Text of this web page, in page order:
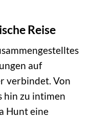
Reise
auf
verbindet. Von
hin zu intimen
Hunt eine